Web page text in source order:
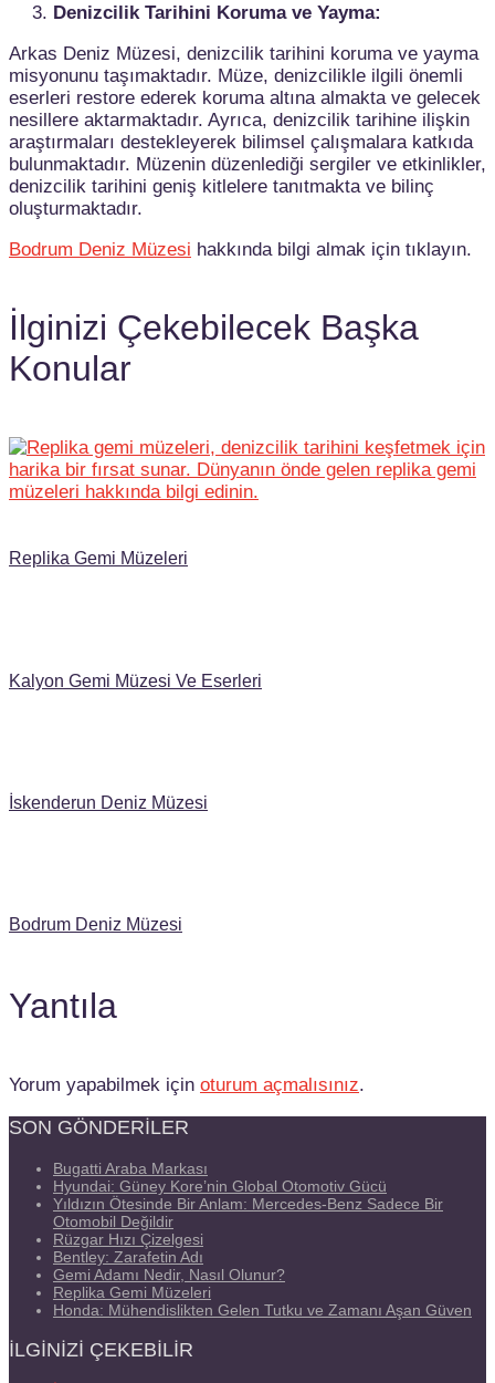
Denizcilik Tarihini Koruma ve Yayma:
Arkas Deniz Müzesi, denizcilik tarihini koruma ve yayma
misyonunu taşımaktadır. Müze, denizcilikle ilgili önemli
eserleri restore ederek koruma altına almakta ve gelecek
nesillere aktarmaktadır. Ayrıca, denizcilik tarihine ilişkin
araştırmaları destekleyerek bilimsel çalışmalara katkıda
bulunmaktadır. Müzenin düzenlediği sergiler ve etkinlikler,
denizcilik tarihini geniş kitlelere tanıtmakta ve bilinç
oluşturmaktadır.
Bodrum Deniz Müzesi hakkında bilgi almak için tıklayın.
İlginizi Çekebilecek Başka
Konular
Replika Gemi Müzeleri
Kalyon Gemi Müzesi Ve Eserleri
İskenderun Deniz Müzesi
Bodrum Deniz Müzesi
Yantıla
Yorum yapabilmek için oturum açmalısınız.
SON GÖNDERILER
Bugatti Araba Markası
Hyundai: Güney Kore’nin Global Otomotiv Gücü
Yıldızın Ötesinde Bir Anlam: Mercedes-Benz Sadece Bir
Otomobil Değildir
Rüzgar Hızı Çizelgesi
Bentley: Zarafetin Adı
Gemi Adamı Nedir, Nasıl Olunur?
Replika Gemi Müzeleri
Honda: Mühendislikten Gelen Tutku ve Zamanı Aşan Güven
İLGINIZI ÇEKEBILIR